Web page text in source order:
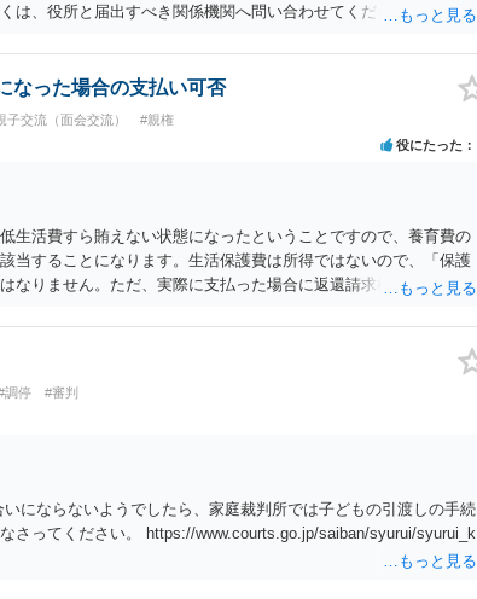
は、役所と届出すべき関係機関へ問い合わせてください。
なった場合の支払い可否
子交流（面会交流） #親権
役にたった
生活費すら賄えない状態になったということですので、養育費の
当することになります。生活保護費は所得ではないので、「保護
なりません。ただ、実際に支払った場合に返還請求権が認められ
することになった時はすみやかに合意のための話し合いあるいは
調停 #審判
にならないようでしたら、家庭裁判所では子どもの引渡しの手続
さってください。 https://www.courts.go.jp/saiban/syurui/syurui_k